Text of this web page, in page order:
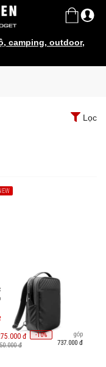
camping, outdoor,
Series
Lọc
cao cấp Laptop 15.6-
Tomtoc Voyage-T50
T50M1
đ -10%
đ
Trả góp
737.000 đ